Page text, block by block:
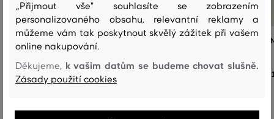
TRIČKO GANT REG SHIELD LS T-SHIRT
1 599 Kč
Dostupné velikosti:
TRIČKO GANT REG SHIELD SS V-
„Přijmout vše" souhlasíte se zobrazením
personalizovaného obsahu, relevantní reklamy a
můžeme vám tak poskytnout skvělý zážitek při vašem
online nakupování.
Děkujeme, k vašim datům se budeme chovat slušně.
Zásady použití cookies